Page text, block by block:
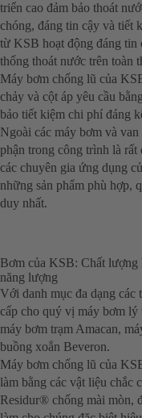
triển cao đảm bảo thoát
chóng, đáng tin cậy và tiết
từ KSB hoạt động đáng tin
thống thoát nước trên toàn
Máy bơm chống lũ của
chảy và cột áp yêu cầu
bảo tiết kiệm chi phí đáng
Ngoài các máy bơm và
phận trong công trình là
các chuyên gia ứng dụng
những sản phẩm phù hợp,
duy nhất.
Bơm của KSB: Chất lượng
năng lượng
Với danh mục đa dạng các
cấp cho quý vị máy bơm
máy bơm trạm Amacan,
buồng xoắn Beveron.
Máy bơm chống lũ của
làm bằng các vật liệu chắc
Residur® chống mài mòn,